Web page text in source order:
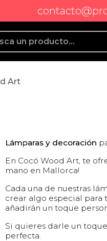
Art
Lámparas y decoración
En Cocó Wood Art, te
mano en Mallorca!
Cada una de nuestras
crear algo especial para
añadirán un toque
Si quieres darle un
perfecta.